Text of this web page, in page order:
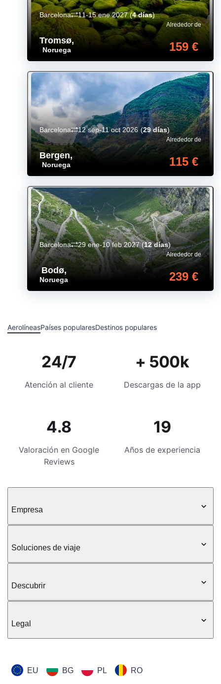
Tromsø,
Noruega
Alrededor de
159 €
Barcelona 11-15 ene 2027(4 días)
Bergen,
Noruega
Alrededor de
115 €
Barcelona 12 sep-11 oct 2026(29 días)
Bodø,
Noruega
Alrededor de
239 €
Barcelona 29 ene-10 feb 2027(12 días)
AerolíneasPaíses popularesDestinos populares
24/7
Atención al cliente
+ 500k
Descargas de la app
4.8
Valoración en Google
Reviews
19
Años de experiencia
Empresa
Soluciones de viaje
Descubrir
Legal
EU BG PL RO